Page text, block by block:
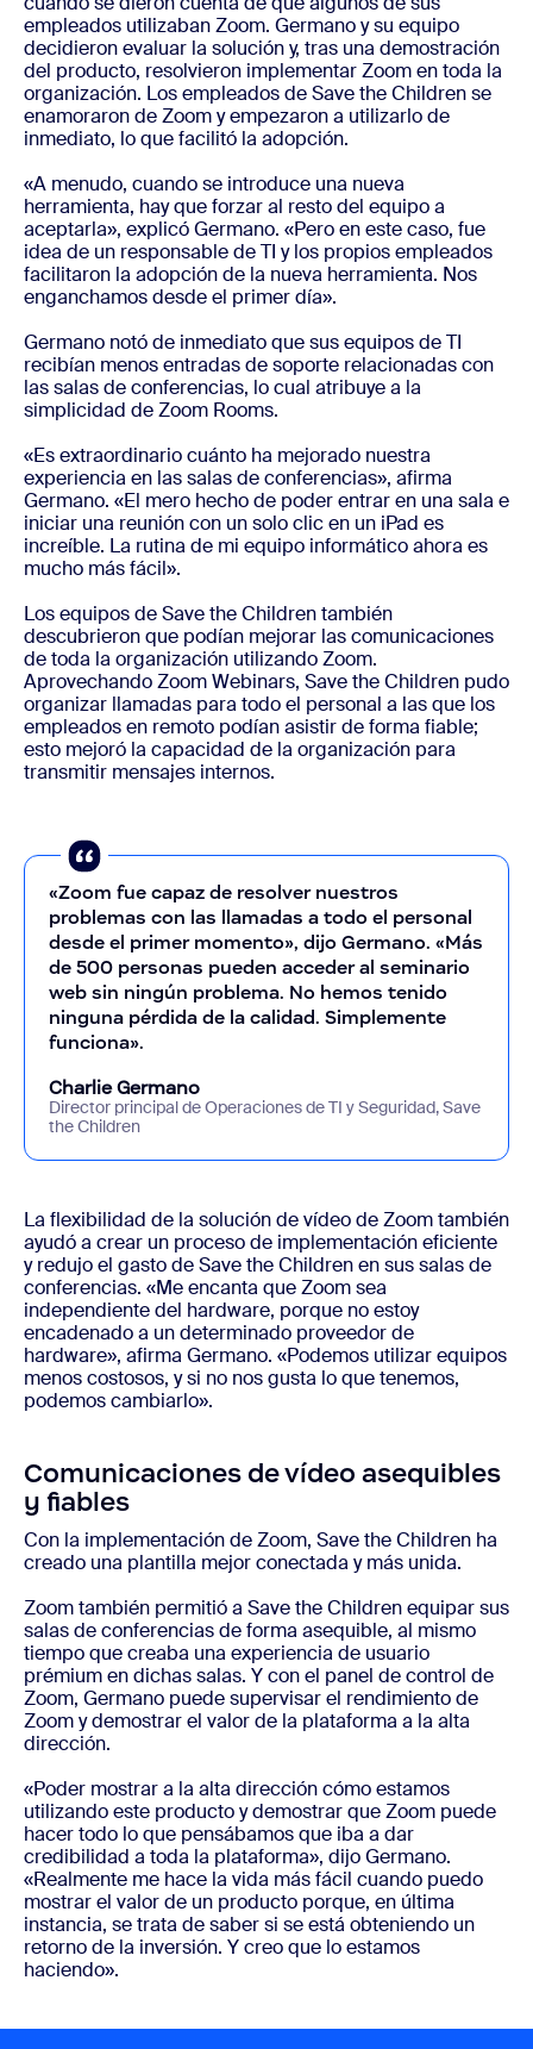
empleados utilizaban Zoom. Germano y su equipo
decidieron evaluar la solución y, tras una demostración
del producto, resolvieron implementar Zoom en toda la
organización. Los empleados de Save the Children se
enamoraron de Zoom y empezaron a utilizarlo de
inmediato, lo que facilitó la adopción.
«A menudo, cuando se introduce una nueva
herramienta, hay que forzar al resto del equipo a
aceptarla», explicó Germano. «Pero en este caso, fue
idea de un responsable de TI y los propios empleados
facilitaron la adopción de la nueva herramienta. Nos
enganchamos desde el primer día».
Germano notó de inmediato que sus equipos de TI
recibían menos entradas de soporte relacionadas con
las salas de conferencias, lo cual atribuye a la
simplicidad de Zoom Rooms.
«Es extraordinario cuánto ha mejorado nuestra
experiencia en las salas de conferencias», afirma
Germano. «El mero hecho de poder entrar en una sala e
iniciar una reunión con un solo clic en un iPad es
increíble. La rutina de mi equipo informático ahora es
mucho más fácil».
Los equipos de Save the Children también
descubrieron que podían mejorar las comunicaciones
de toda la organización utilizando Zoom.
Aprovechando Zoom Webinars, Save the Children pudo
organizar llamadas para todo el personal a las que los
empleados en remoto podían asistir de forma fiable;
esto mejoró la capacidad de la organización para
transmitir mensajes internos.
«Zoom fue capaz de resolver nuestros
problemas con las llamadas a todo el personal
desde el primer momento», dijo Germano. «Más
de 500 personas pueden acceder al seminario
web sin ningún problema. No hemos tenido
ninguna pérdida de la calidad. Simplemente
funciona».
Charlie Germano
Director principal de Operaciones de TI y Seguridad, Save
the Children
La flexibilidad de la solución de vídeo de Zoom también
ayudó a crear un proceso de implementación eficiente
y redujo el gasto de Save the Children en sus salas de
conferencias. «Me encanta que Zoom sea
independiente del hardware, porque no estoy
encadenado a un determinado proveedor de
hardware», afirma Germano. «Podemos utilizar equipos
menos costosos, y si no nos gusta lo que tenemos,
podemos cambiarlo».
Comunicaciones de vídeo asequibles
y fiables
Con la implementación de Zoom, Save the Children ha
creado una plantilla mejor conectada y más unida.
Zoom también permitió a Save the Children equipar sus
salas de conferencias de forma asequible, al mismo
tiempo que creaba una experiencia de usuario
prémium en dichas salas. Y con el panel de control de
Zoom, Germano puede supervisar el rendimiento de
Zoom y demostrar el valor de la plataforma a la alta
dirección.
«Poder mostrar a la alta dirección cómo estamos
utilizando este producto y demostrar que Zoom puede
hacer todo lo que pensábamos que iba a dar
credibilidad a toda la plataforma», dijo Germano.
«Realmente me hace la vida más fácil cuando puedo
mostrar el valor de un producto porque, en última
instancia, se trata de saber si se está obteniendo un
retorno de la inversión. Y creo que lo estamos
haciendo».